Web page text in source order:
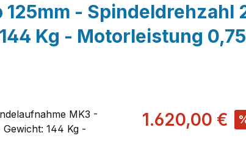
- Spindeldrehzahl
Kg - Motorleistung
Verkaufspreis:
1.620,00 €